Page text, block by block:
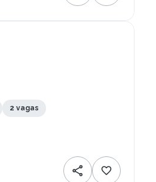
2 vagas